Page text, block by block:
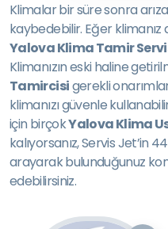
Klimalar bir süre sonra
kaybedebilir. Eğer klimanız
Yalova Klima Tamir
Klimanızın eski haline
Tamircisigerekli
klimanızı güvenle
için birçokYalova Klima
kalıyorsanız, Servis Jet’in
arayarak bulunduğunuz
edebilirsiniz.